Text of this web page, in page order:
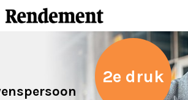
2e druk